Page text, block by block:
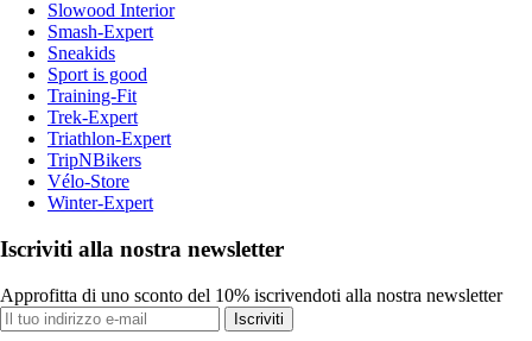
Slowood Interior
Smash-Expert
Sneakids
Sport is good
Training-Fit
Trek-Expert
Triathlon-Expert
TripNBikers
Vélo-Store
Winter-Expert
Iscriviti alla nostra newsletter
Approfitta di uno sconto del 10% iscrivendoti alla nostra newsletter
Iscriviti